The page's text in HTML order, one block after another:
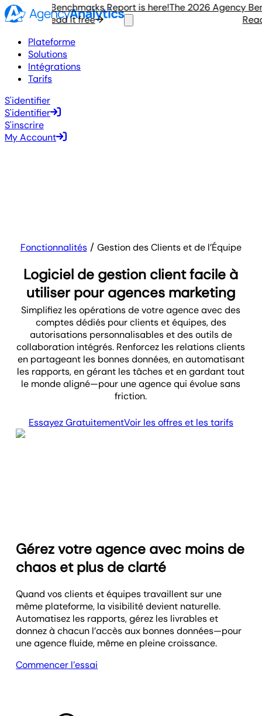
Agency Benchmarks Report is here!
Read it free
The 2026 Agency
Read
Plateforme
Solutions
Intégrations
Tarifs
S'identifier
S'identifier
S'inscrire
My Account
Fonctionnalités Gestion des Clients et de l’Équipe
Logiciel de gestion client facile à
utiliser pour agences marketing
Simplifiez les opérations de votre agence avec des
comptes dédiés pour clients et équipes, des
autorisations personnalisables et des outils de
collaboration intégrés. Renforcez les relations clients
en partageant les bonnes données, en automatisant
les rapports, en gérant les tâches et en gardant tout
le monde aligné—pour une agence qui évolue sans
friction.
Essayez GratuitementVoir les offres et les tarifs
Gérez votre agence avec moins de
chaos et plus de clarté
Quand vos clients et équipes travaillent sur une
même plateforme, la visibilité devient naturelle.
Automatisez les rapports, gérez les livrables et
donnez à chacun l’accès aux bonnes données—pour
une agence fluide, même en pleine croissance.
Commencer l’essai